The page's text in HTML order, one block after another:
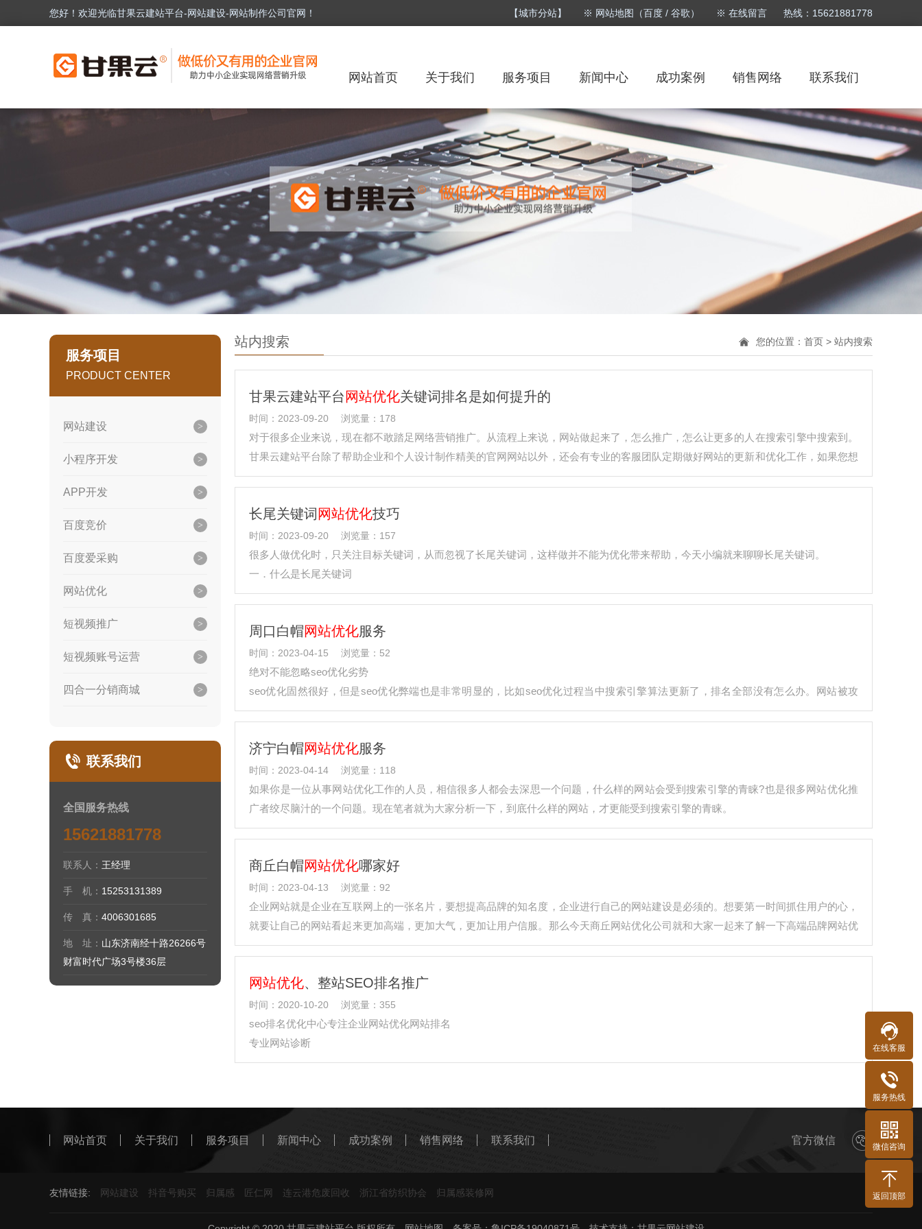
您好！欢迎光临甘果云建站平台-网站建设-网站制作公司官网！ 【城市分站】 ※ 网站地图 （百度 / 谷歌） ※ 在线留言 热线：15621881778
网站首页 关于我们 服务项目 新闻中心 成功案例 销售网络 联系我们
服务项目
PRODUCT CENTER
网站建设
小程序开发
APP开发
百度竞价
百度爱采购
网站优化
短视频推广
短视频账号运营
四合一分销商城
联系我们
全国服务热线
15621881778
联系人： 王经理
手 机： 15253131389
传 真： 4006301685
地 址： 山东济南经十路26266号
财富时代广场3号楼36层
站内搜索 您的位置： 首页 > 站内搜索
甘果云建站平台 网站优化关键词排名是如何提升的
时间：2023-09-20 浏览量：178
对于很多企业来说，现在都不敢踏足网络营销推广。从流程上来说，网站做起来了，怎么推广，怎么让更多的人在搜索引擎中搜索到。
甘果云建站平台除了帮助企业和个人设计制作精美的官网网站以外，还会有专业的客服团队定期做好网站的更新和优化工作，如果您想
自己更新管…
长尾关键词 网站优化技巧
时间：2023-09-20 浏览量：157
很多人做优化时，只关注目标关键词，从而忽视了长尾关键词，这样做并不能为优化带来帮助，今天小编就来聊聊长尾关键词。
一．什么是长尾关键词
长尾关键词(long tail keyword)是指网站上的非目标关键词但与目标关键词相关的也可以带来搜索流量的组合型关键词。长尾关…
周口白帽网站优化服务
时间：2023-04-15 浏览量：52
绝对不能忽略seo优化劣势
seo优化固然很好，但是seo优化弊端也是非常明显的，比如seo优化过程当中搜索引擎算法更新了，排名全部没有怎么办。网站被攻
击、被黑客黑了，也会导致排名下降。seo优化排名太单一了…
济宁白帽网站优化服务
时间：2023-04-14 浏览量：118
如果你是一位从事网站优化工作的人员，相信很多人都会去深思一个问题，什么样的网站会受到搜索引擎的青睐?也是很多网站优化推
广者绞尽脑汁的一个问题。现在笔者就为大家分析一下，到底什么样的网站，才更能受到搜索引擎的青睐。
文章内容精彩且符合标题题意：其一：内容…
商丘白帽网站优化哪家好
时间：2023-04-13 浏览量：92
企业网站就是企业在互联网上的一张名片，要想提高品牌的知名度，企业进行自己的网站建设是必须的。想要第一时间抓住用户的心，
就要让自己的网站看起来更加高端，更加大气，更加让用户信服。那么今天商丘网站优化公司就和大家一起来了解一下高端品牌网站优
化的特点有哪些。<…
网站优化、整站SEO排名推广
时间：2020-10-20 浏览量：355
seo排名优化中心专注企业网站优化网站排名
专业网站诊断
为您公司提供免费网站诊断分析，将给您一份满意的答卷。找到问题，解决问题，那就是我们要做的！
网站首页 关于我们 服务项目 新闻中心 成功案例 销售网络 联系我们 官方微信
友情链接: 网站建设 抖音号购买 归属感 匠仁网 连云港危废回收 浙江省纺织协会 归属感装修网
在线客服
服务热线
微信咨询
返回顶部